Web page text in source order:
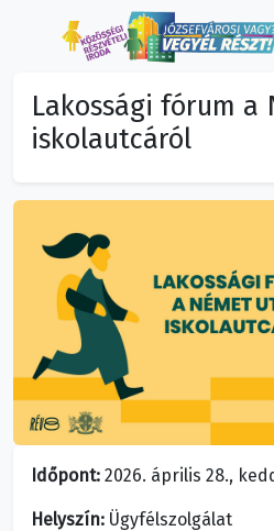
Lakossági fórum a
iskolautcáról
Időpont: 2026. április 28.,
Helyszín: Ügyfélszolgálat